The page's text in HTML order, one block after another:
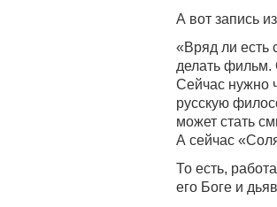
А вот запись
«Вряд ли есть
делать фильм.
Сейчас нужно
русскую
может стать
А сейчас
То есть,
его Боге и